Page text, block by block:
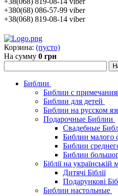
+380(68) 086-57-99 viber
+38(068) 819-08-14 viber
Корзина: (пусто)
На сумму 0 грн
Библии
Библии с
Библии для детей
Библии на русском
Подарочные Библии
Свадебные
Библии малого
Библии
Библии
Біблії на українській
Дитячі Біблії
Подарункові
Библии настольные